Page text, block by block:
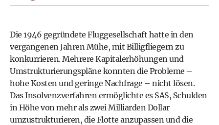
Die 1946 gegründete Fluggesellschaft hatte in den
vergangenen Jahren Mühe, mit Billigfliegern zu
konkurrieren. Mehrere Kapitalerhöhungen und
Umstrukturierungspläne konnten die Probleme –
hohe Kosten und geringe Nachfrage – nicht lösen.
Das Insolvenzverfahren ermöglichte es SAS, Schulden
in Höhe von mehr als zwei Milliarden Dollar
umzustrukturieren, die Flotte anzupassen und die